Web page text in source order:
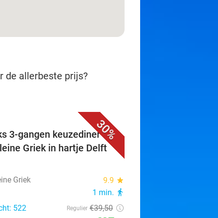
de allerbeste prijs?
30%
3-gangen keuzediner bij
Griek in hartje Delft
Griek 9.9 star
1 min. directions_walk
522 Regulier €39,50